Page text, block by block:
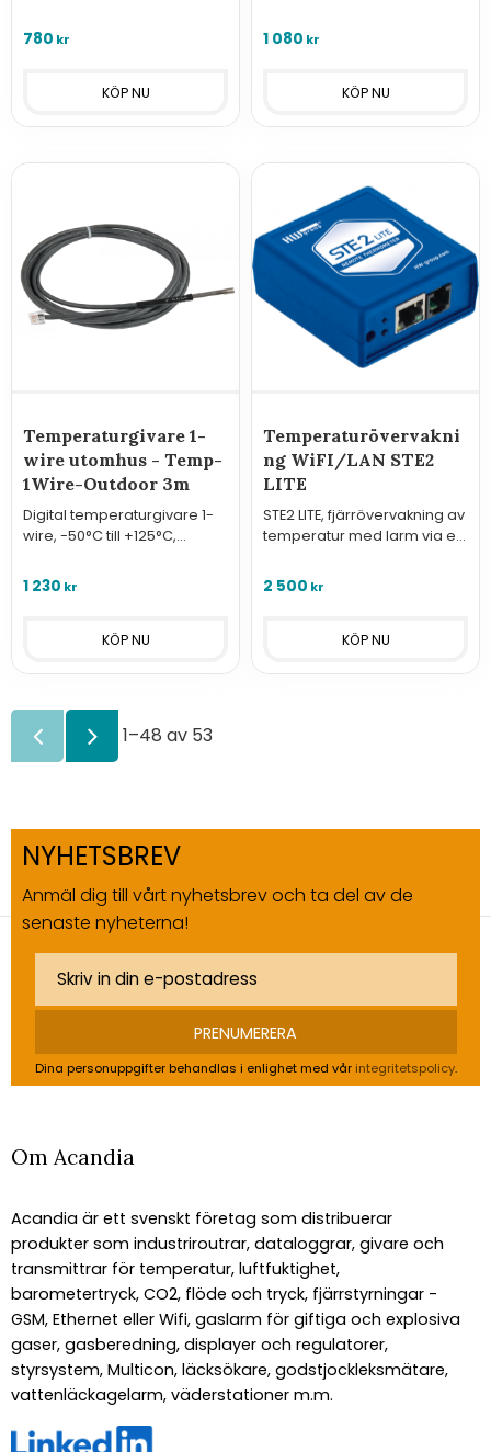
IT-miljö.
780 kr
tätningslisten i kyl och frys.
1 080 kr
Temperaturgivare 1-
wire utomhus - Temp-
1Wire-Outdoor 3m
Digital temperaturgivare 1-
wire, -50°C till +125°C,
1 230 kr
Temperaturövervakni
ng WiFI/LAN STE2
LITE
STE2 LITE, fjärrövervakning av
temperatur med larm via e-
2 500 kr
1–48 av 53
NYHETSBREV
Anmäl dig till vårt nyhetsbrev och ta del av de
senaste nyheterna!
PRENUMERERA
Dina personuppgifter behandlas i enlighet med vår integritetspolicy.
Om Acandia
Acandia är ett svenskt företag som distribuerar
produkter som industriroutrar, dataloggrar, givare och
transmittrar för temperatur, luftfuktighet,
barometertryck, CO2, flöde och tryck, fjärrstyrningar -
GSM, Ethernet eller Wifi, gaslarm för giftiga och explosiva
gaser, gasberedning, displayer och regulatorer,
styrsystem, Multicon, läcksökare, godstjockleksmätare,
vattenläckagelarm, väderstationer m.m.